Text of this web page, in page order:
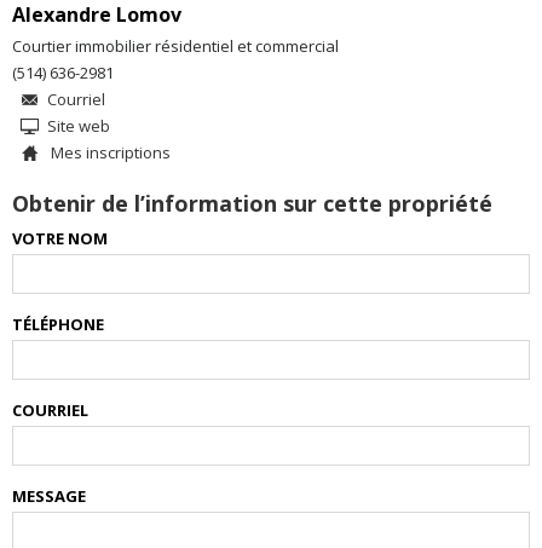
Alexandre Lomov
Courtier immobilier résidentiel et commercial
(514) 636-2981
Courriel
Site web
Mes inscriptions
Obtenir de l’information sur cette propriété
VOTRE NOM
TÉLÉPHONE
COURRIEL
MESSAGE